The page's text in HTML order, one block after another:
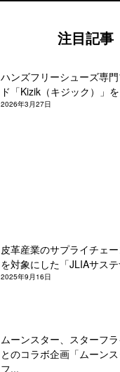
注目記事
ハンズフリーシューズ専
ド「Kizik（キジック）」
2026年3月27日
皮革産業のサプライチェ
を対象にした「JLIAサス
2025年9月16日
ムーンスター、スターフ
とのコラボ企画「ムーン
フ...